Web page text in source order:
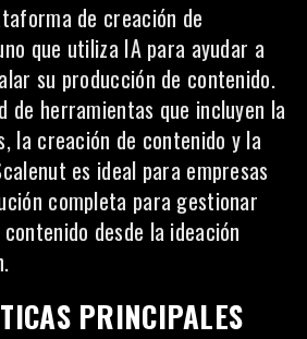
de creación de
que utiliza IA para ayudar a
su producción de contenido.
de herramientas que incluyen la
la creación de contenido y la
es ideal para empresas
completa para gestionar
desde la ideación
PRINCIPALES